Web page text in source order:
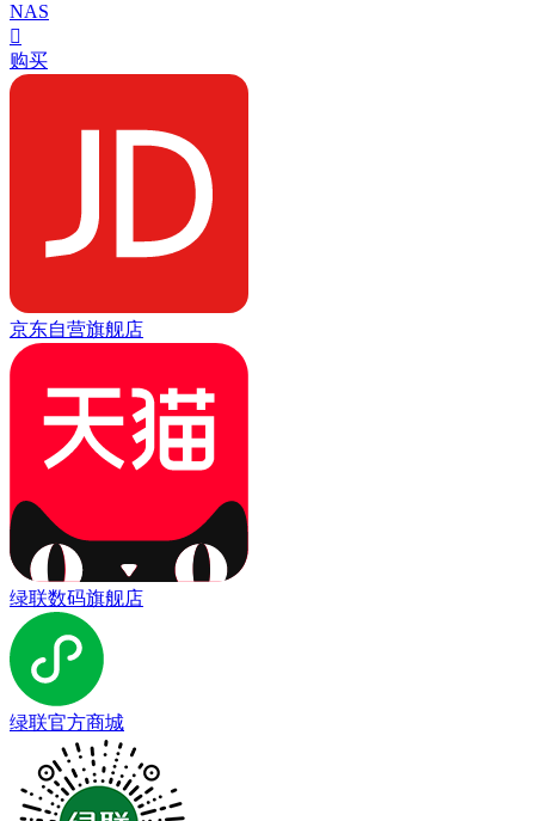
NAS

购买
京东自营旗舰店
绿联数码旗舰店
绿联官方商城